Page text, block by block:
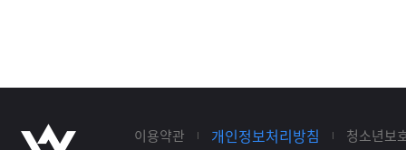
이용약관 개인정보처리방침 청소년보